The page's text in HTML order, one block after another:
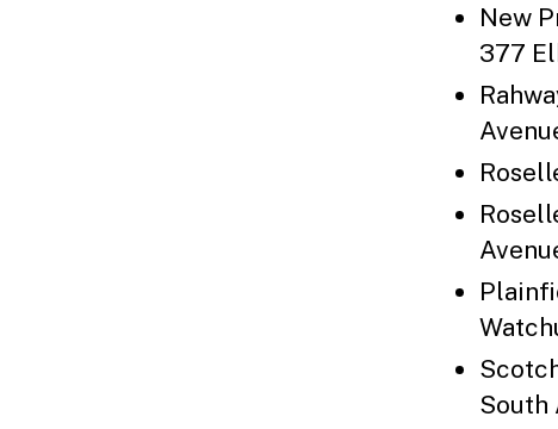
New
377
South